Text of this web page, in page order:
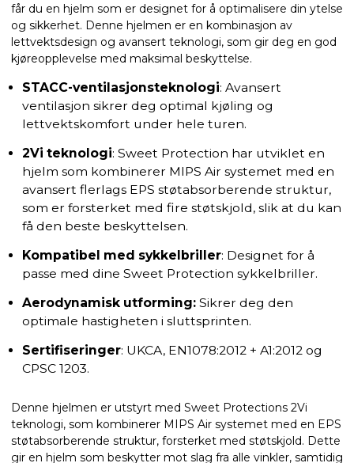
får du en hjelm som er designet for å optimalisere din ytelse
og sikkerhet. Denne hjelmen er en kombinasjon av
lettvektsdesign og avansert teknologi, som gir deg en god
kjøreopplevelse med maksimal beskyttelse.
STACC-ventilasjonsteknologi: Avansert
ventilasjon sikrer deg optimal kjøling og
lettvektskomfort under hele turen.
2Vi teknologi: Sweet Protection har utviklet en
hjelm som kombinerer MIPS Air systemet med en
avansert flerlags EPS støtabsorberende struktur,
som er forsterket med fire støtskjold, slik at du kan
få den beste beskyttelsen.
Kompatibel med sykkelbriller: Designet for å
passe med dine Sweet Protection sykkelbriller.
Aerodynamisk utforming: Sikrer deg den
optimale hastigheten i sluttsprinten.
Sertifiseringer: UKCA, EN1078:2012 + A1:2012 og
CPSC 1203.
Denne hjelmen er utstyrt med Sweet Protections 2Vi
teknologi, som kombinerer MIPS Air systemet med en EPS
støtabsorberende struktur, forsterket med støtskjold. Dette
gir en hjelm som beskytter mot slag fra alle vinkler, samtidig